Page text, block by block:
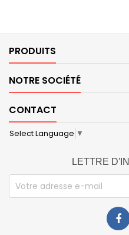
PRODUITS
NOTRE SOCIÉTÉ
CONTACT
Select Language ▼
LETTRE